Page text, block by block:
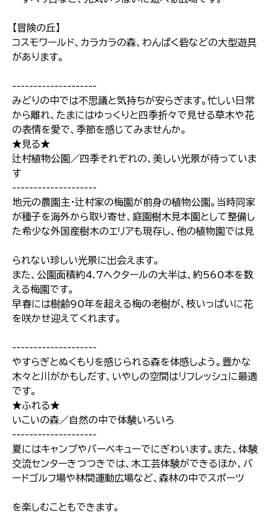
【冒険の丘】
コスモワールド、カラカラの森、わんぱく砦などの大型遊具
があります。
--------------------
みどりの中では不思議と気持ちが安らぎます。忙しい日常
から離れ、たまにはゆっくりと四季折々で見せる草木や花
の表情を愛で、季節を感じてみませんか。
★見る★
辻村植物公園／四季それぞれの、美しい光景が待っていま
す
--------------------
地元の農園主・辻村家の梅園が前身の植物公園。当時同家
が種子を海外から取り寄せ、庭園樹木見本園として整備し
た希少な外国産樹木のエリアも現存し、他の植物園では見
られない珍しい光景に出会えます。
また、公園面積約4.7ヘクタールの大半は、約560本を数
える梅園です。
早春には樹齢90年を超える梅の老樹が、枝いっぱいに花
を咲かせ迎えてくれます。
--------------------
やすらぎとぬくもりを感じられる森を体感しよう。豊かな
木々と川がかもしだす、いやしの空間はリフレッシュに最適
です。
★ふれる★
いこいの森／自然の中で体験いろいろ
--------------------
夏にはキャンプやバーベキューでにぎわいます。また、体験
交流センターきつつきでは、木工芸体験ができるほか、バ
ードゴルフ場や林間運動広場など、森林の中でスポーツ
を楽しむこともできます。